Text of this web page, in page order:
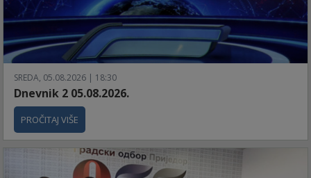
SREDA, 05.08.2026 | 18:30
Dnevnik 2 05.08.2026.
PROČITAJ VIŠE